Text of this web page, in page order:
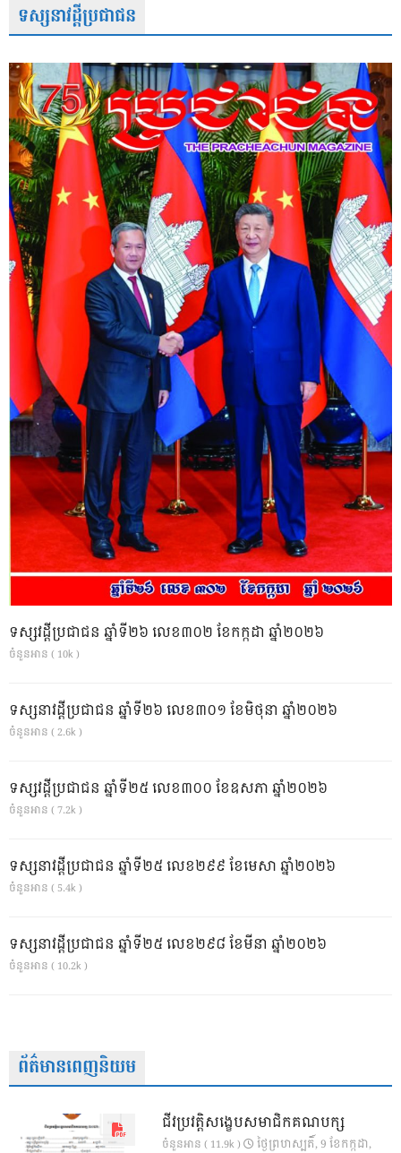
ទស្សនាវដ្តីប្រជាជន
ទស្សវដ្តីប្រជាជន ឆ្នាំទី២៦ លេខ៣០២ ខែកក្កដា ឆ្នាំ២០២៦
ចំនួនអាន ( 10k )
ទស្សនាវដ្ដីប្រជាជន ឆ្នាំទី២៦ លេខ៣០១ ខែមិថុនា ឆ្នាំ២០២៦
ចំនួនអាន ( 2.6k )
ទស្សវដ្តីប្រជាជន ឆ្នាំទី២៥ លេខ៣០០ ខែឧសភា ឆ្នាំ២០២៦
ចំនួនអាន ( 7.2k )
ទស្សនាវដ្ដីប្រជាជន ឆ្នាំទី២៥ លេខ២៩៩ ខែមេសា ឆ្នាំ២០២៦
ចំនួនអាន ( 5.4k )
ទស្សនាវដ្ដីប្រជាជន ឆ្នាំទី២៥ លេខ២៩៨ ខែមីនា ឆ្នាំ២០២៦
ចំនួនអាន ( 10.2k )
ព័ត៌មានពេញនិយម
ជីវប្រវត្តិសង្ខេបសមាជិកគណបក្ស
ចំនួនអាន ( 11.9k ) ថ្ងៃ​ព្រហស្បតិ៍, 9 ខែ​កក្កដា,